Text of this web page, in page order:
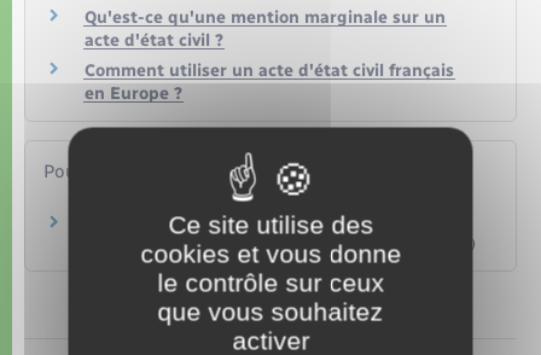
Qu'est-ce qu'une mention marginale sur un
acte d'état civil ?
Comment utiliser un acte d'état civil français
en Europe ?
Pour en savoir plus
Archives publiques
Commission d'accès aux documents administratifs (Cada)
Ce site utilise des
cookies et vous donne
le contrôle sur ceux
que vous souhaitez
activer